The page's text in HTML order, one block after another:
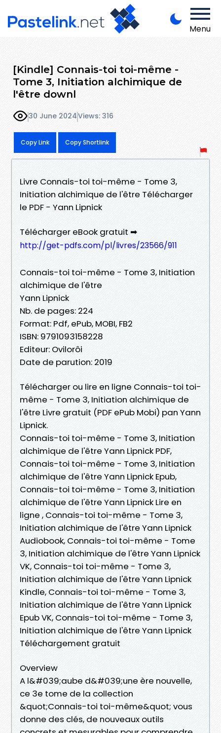
Menu
[Kindle] Connais-toi toi-même -
Tome 3, Initiation alchimique de
l'être downl
30 June 2024Views: 316
Copy Link Copy Shortlink
Livre Connais-toi toi-même - Tome 3,
Initiation alchimique de l'être Télécharger
le PDF - Yann Lipnick
Télécharger eBook gratuit ➡
http://get-pdfs.com/pl/livres/23566/911
Connais-toi toi-même - Tome 3, Initiation
alchimique de l'être
Yann Lipnick
Nb. de pages: 224
Format: Pdf, ePub, MOBI, FB2
ISBN: 9791093158228
Editeur: Ovilorôi
Date de parution: 2019
Télécharger ou lire en ligne Connais-toi toi-
même - Tome 3, Initiation alchimique de
l'être Livre gratuit (PDF ePub Mobi) pan Yann
Lipnick.
Connais-toi toi-même - Tome 3, Initiation
alchimique de l'être Yann Lipnick PDF,
Connais-toi toi-même - Tome 3, Initiation
alchimique de l'être Yann Lipnick Epub,
Connais-toi toi-même - Tome 3, Initiation
alchimique de l'être Yann Lipnick Lire en
ligne , Connais-toi toi-même - Tome 3,
Initiation alchimique de l'être Yann Lipnick
Audiobook, Connais-toi toi-même - Tome
3, Initiation alchimique de l'être Yann Lipnick
VK, Connais-toi toi-même - Tome 3,
Initiation alchimique de l'être Yann Lipnick
Kindle, Connais-toi toi-même - Tome 3,
Initiation alchimique de l'être Yann Lipnick
Epub VK, Connais-toi toi-même - Tome 3,
Initiation alchimique de l'être Yann Lipnick
Téléchargement gratuit
Overview
A l&#039;aube d&#039;une ère nouvelle,
ce 3e tome de la collection
&quot;Connais-toi toi-même&quot; vous
donne des clés, de nouveaux outils